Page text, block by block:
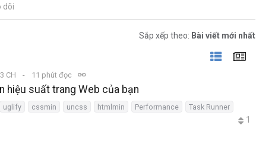
dõi
Sắp xếp theo: Bài viết mới nhất
CH 11 phút đọc
hiệu suất trang Web của bạn
uglify cssmin uncss htmlmin Performance Task Runner
1